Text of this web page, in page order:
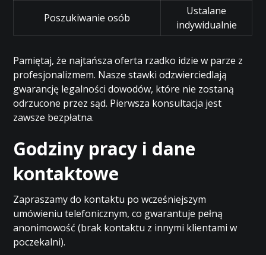
Poszukiwanie osób
Ustalane
indywidualnie
Pamiętaj, że najtańsza oferta rzadko idzie w parze z
profesjonalizmem. Nasze stawki odzwierciedlają
gwarancję legalności dowodów, które nie zostaną
odrzucone przez sąd. Pierwsza konsultacja jest
zawsze bezpłatna.
Godziny pracy i dane
kontaktowe
Zapraszamy do kontaktu po wcześniejszym
umówieniu telefonicznym, co gwarantuje pełną
anonimowość (brak kontaktu z innymi klientami w
poczekalni).